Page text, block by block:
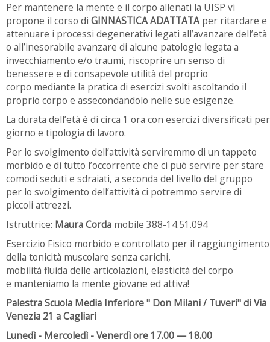
Per mantenere la mente e il corpo allenati la UISP vi
propone il corso di GINNASTICA ADATTATAper ritardare e
attenuare i processi degenerativi legati all’avanzare dell’età
o all’inesorabile avanzare di alcune patologie legata a
invecchiamento e/o traumi, riscoprire un senso di
benessere e di consapevole utilità del proprio
corpo mediante la pratica di esercizi svolti ascoltando il
proprio corpo e assecondandolo nelle sue esigenze.
La durata dell’età è di circa 1 ora con esercizi diversificati per
giorno e tipologia di lavoro.
Per lo svolgimento dell’attività serviremmo di un tappeto
morbido e di tutto l’occorrente che ci può servire per stare
comodi seduti e sdraiati, a seconda del livello del gruppo
per lo svolgimento dell’attività ci potremmo servire di
piccoli attrezzi.
Istruttrice: Maura Corda mobile 388-14.51.094
Esercizio Fisico morbido e controllato per il raggiungimento
della tonicità muscolare senza carichi,
mobilità fluida delle articolazioni, elasticità del corpo
e manteniamo la mente giovane ed attiva!
Palestra Scuola Media Inferiore " Don Milani / Tuveri" di Via
Venezia 21 a Cagliari
Lunedì - Mercoledì - Venerdì ore 17.00 — 18.00